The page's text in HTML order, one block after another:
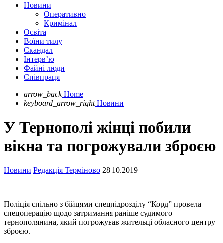
Новини
Оперативно
Кримінал
Освіта
Воїни тилу
Скандал
Інтерв’ю
Файні люди
Співпраця
arrow_back Home
keyboard_arrow_right Новини
У Тернополі жінці побили
вікна та погрожували зброєю
Новини Редакція Терміново 28.10.2019
Поліція спільно з бійцями спецпідрозділу “Корд” провела
спецоперацію щодо затримання раніше судимого
тернополянина, який погрожував жительці обласного центру
зброєю.